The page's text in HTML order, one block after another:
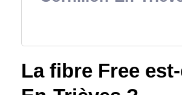
La fibre Free